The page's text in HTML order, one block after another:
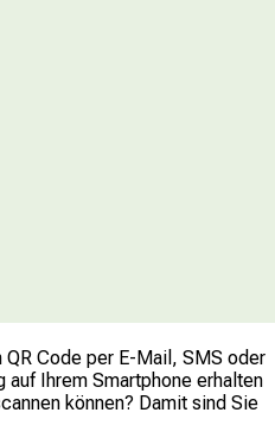
Code per E-Mail, SMS oder
Ihrem Smartphone erhalten
können? Damit sind Sie